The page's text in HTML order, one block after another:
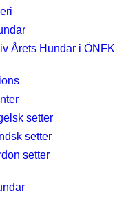
Årets Hundar i ÖNFK
setter
setter
setter